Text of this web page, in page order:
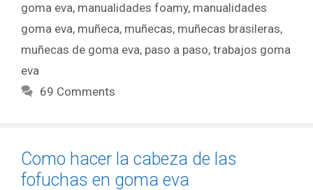
goma eva, manualidades foamy, manualidades
goma eva, muñeca, muñecas, muñecas brasileras,
muñecas de goma eva, paso a paso, trabajos goma
eva
69 Comments
Como hacer la cabeza de las
fofuchas en goma eva